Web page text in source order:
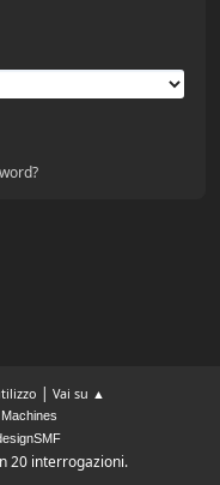
| Vai su ▲
20 interrogazioni.